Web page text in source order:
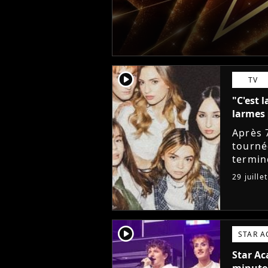
player2 TV
"C'est
larmes
Après
29 juillet
player2 STAR
Star